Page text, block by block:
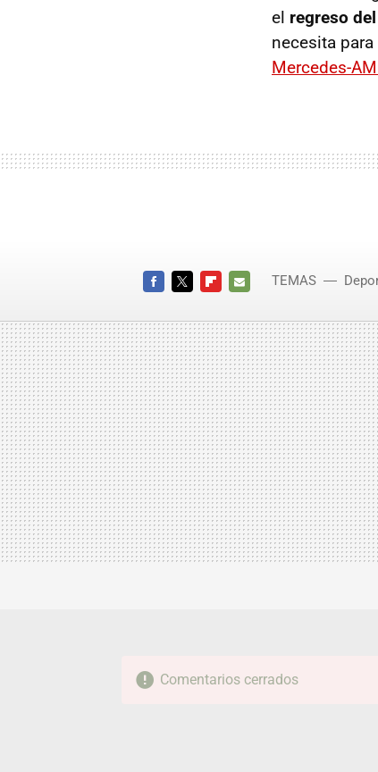
el regreso
necesita
Mercedes-
MAIL
TEMAS
Comentarios cerrados